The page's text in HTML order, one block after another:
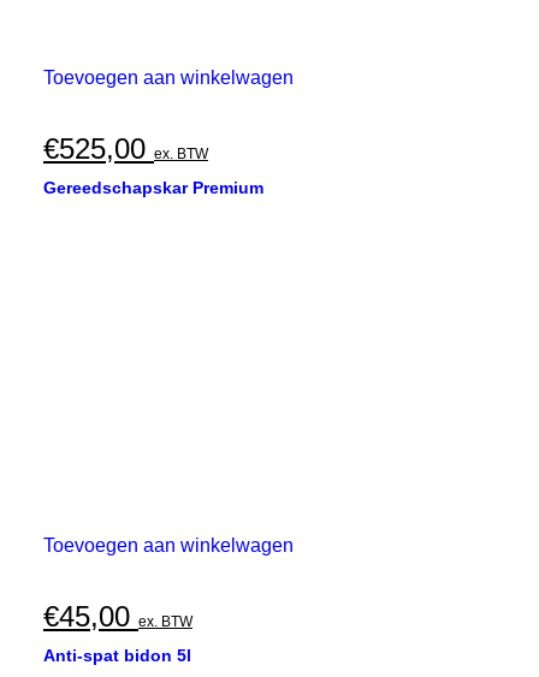
Toevoegen aan winkelwagen
€525,00 ex. BTW
Gereedschapskar Premium
Toevoegen aan winkelwagen
€45,00 ex. BTW
Anti-spat bidon 5l